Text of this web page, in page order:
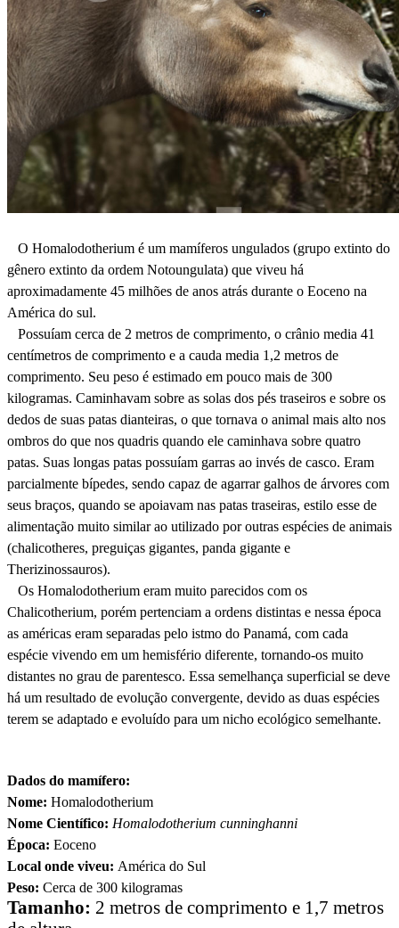
O Homalodotherium é um mamíferos ungulados (grupo extinto do
gênero extinto da ordem Notoungulata) que viveu há
aproximadamente 45 milhões de anos atrás durante o Eoceno na
América do sul.
Possuíam cerca de 2 metros de comprimento, o crânio media 41
centímetros de comprimento e a cauda media 1,2 metros de
comprimento. Seu peso é estimado em pouco mais de 300
kilogramas. Caminhavam sobre as solas dos pés traseiros e sobre os
dedos de suas patas dianteiras, o que tornava o animal mais alto nos
ombros do que nos quadris quando ele caminhava sobre quatro
patas. Suas longas patas possuíam garras ao invés de casco. Eram
parcialmente bípedes, sendo capaz de agarrar galhos de árvores com
seus braços, quando se apoiavam nas patas traseiras, estilo esse de
alimentação muito similar ao utilizado por outras espécies de animais
(chalicotheres, preguiças gigantes, panda gigante e
Therizinossauros).
Os Homalodotherium eram muito parecidos com os
Chalicotherium, porém pertenciam a ordens distintas e nessa época
as américas eram separadas pelo istmo do Panamá, com cada
espécie vivendo em um hemisfério diferente, tornando-os muito
distantes no grau de parentesco. Essa semelhança superficial se deve
há um resultado de evolução convergente, devido as duas espécies
terem se adaptado e evoluído para um nicho ecológico semelhante.
Dados do mamífero:
Nome: Homalodotherium
Nome Científico: Homalodotherium cunninghanni
Época: Eoceno
Local onde viveu: América do Sul
Peso: Cerca de 300 kilogramas
Tamanho: 2 metros de comprimento e 1,7 metros